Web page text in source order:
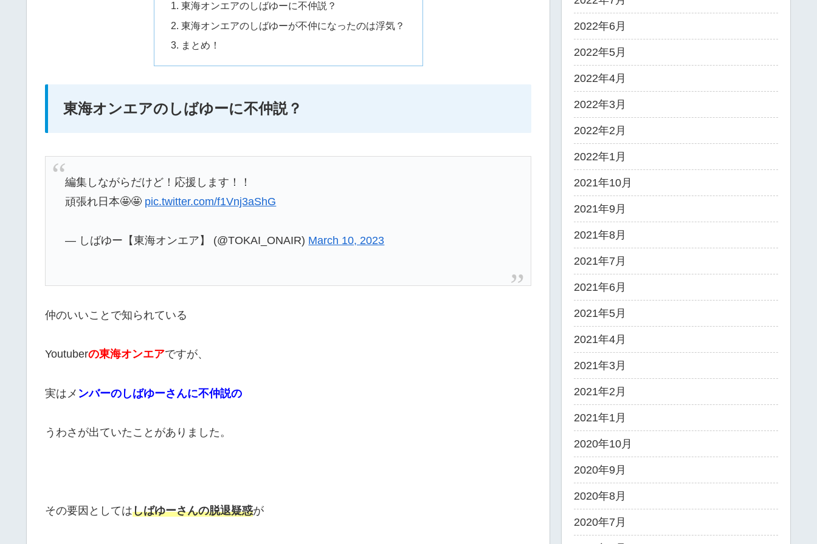
東海オンエアのしばゆーに不仲説？
東海オンエアのしばゆーが不仲になったのは浮気？
まとめ！
東海オンエアのしばゆーに不仲説？
編集しながらだけど！応援します！！
頑張れ日本🤩🤩 pic.twitter.com/f1Vnj3aShG
— しばゆー【東海オンエア】 (@TOKAI_ONAIR) March 10, 2023
仲のいいことで知られている
Youtuberの東海オンエアですが、
実はメ ンバーのしばゆーさんに不仲説の
うわさが出ていたことがありました。
その要因としてはしばゆーさんの脱退疑惑が
2022年6月
2022年5月
2022年4月
2022年3月
2022年2月
2022年1月
2021年10月
2021年9月
2021年8月
2021年7月
2021年6月
2021年5月
2021年4月
2021年3月
2021年2月
2021年1月
2020年10月
2020年9月
2020年8月
2020年7月